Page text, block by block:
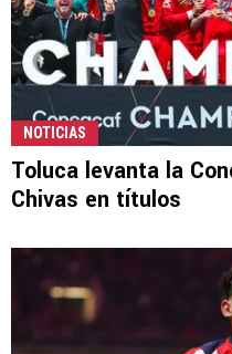
NOTICIAS
Toluca levanta la
Chivas en títulos